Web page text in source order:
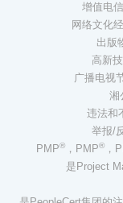
增值电
网络文化
出版
高新
广播电视
湘
违法和
举报/
PMP®，PMP®，
是Project